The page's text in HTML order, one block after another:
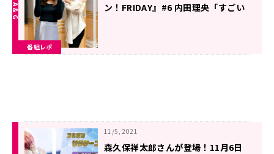
番組レポ
ン！FRIDAY』#6 内田理央「すごい
11/5, 2021
森久保祥太郎さんが登場！11月6日